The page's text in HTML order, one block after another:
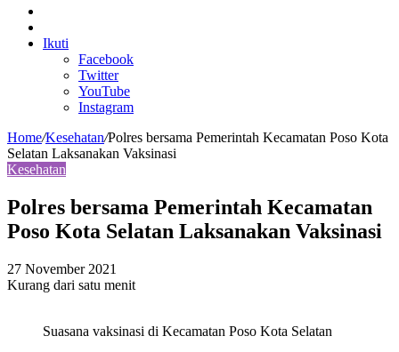
In
Ikuti
Facebook
Twitter
YouTube
Instagram
Home/Kesehatan/Polres bersama Pemerintah Kecamatan Poso Kota
Selatan Laksanakan Vaksinasi
Kesehatan
Polres bersama Pemerintah Kecamatan
Poso Kota Selatan Laksanakan Vaksinasi
27 November 2021
Kurang dari satu menit
Suasana vaksinasi di Kecamatan Poso Kota Selatan